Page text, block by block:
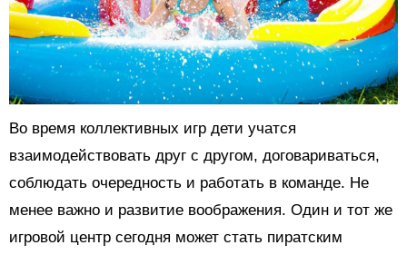
Во время коллективных игр дети учатся
взаимодействовать друг с другом, договариваться,
соблюдать очередность и работать в команде. Не
менее важно и развитие воображения. Один и тот же
игровой центр сегодня может стать пиратским